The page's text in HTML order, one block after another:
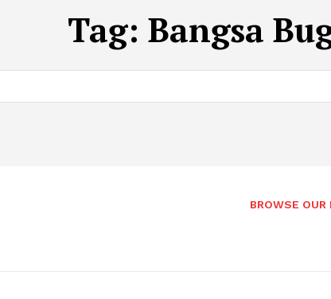
Tag: Bangsa
BROWSE